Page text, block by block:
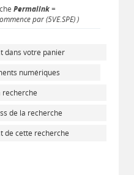
Permalink=
par (5VE.SPE) )
dans votre panier
numériques
de la recherche
de cette recherche